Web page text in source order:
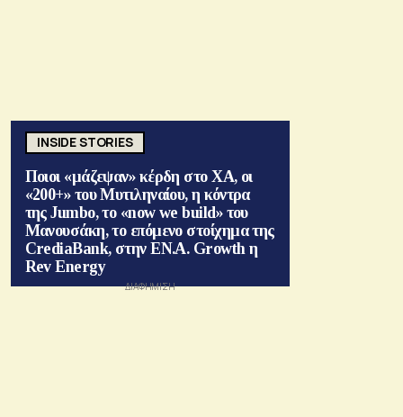
INSIDE STORIES
Ποιοι «μάζεψαν» κέρδη στο ΧΑ, οι
«200+» του Μυτιληναίου, η κόντρα
της Jumbo, το «now we build» του
Μανουσάκη, το επόμενο στοίχημα της
CrediaBank, στην ΕΝ.Α. Growth η
Rev Energy